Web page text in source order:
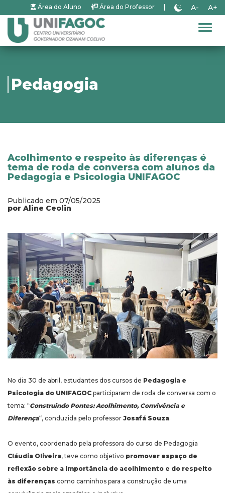
Área do Aluno Área do Professor A- A+
Pedagogia
Acolhimento e respeito às diferenças é
tema de roda de conversa com alunos da
Pedagogia e Psicologia UNIFAGOC
Publicado em 07/05/2025
por Aline Ceolin
No dia 30 de abril, estudantes dos cursos de Pedagogia e
Psicologia do UNIFAGOC participaram de roda de conversa com o
tema: “Construindo Pontes: Acolhimento, Convivência e
Diferença“, conduzida pelo professor Josafá Souza.
O evento, coordenado pela professora do curso de Pedagogia
Cláudia Oliveira, teve como objetivo promover espaço de
reflexão sobre a importância do acolhimento e do respeito
às diferenças como caminhos para a construção de uma